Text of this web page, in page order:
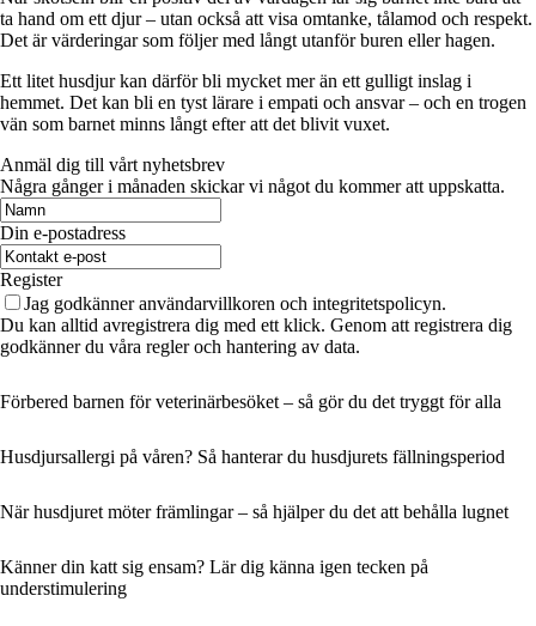
ta hand om ett djur – utan också att visa omtanke, tålamod och respekt.
Det är värderingar som följer med långt utanför buren eller hagen.
Ett litet husdjur kan därför bli mycket mer än ett gulligt inslag i
hemmet. Det kan bli en tyst lärare i empati och ansvar – och en trogen
vän som barnet minns långt efter att det blivit vuxet.
Anmäl dig till vårt nyhetsbrev
Några gånger i månaden skickar vi något du kommer att uppskatta.
Din e-postadress
Register
Jag godkänner användarvillkoren och integritetspolicyn.
Du kan alltid avregistrera dig med ett klick. Genom att registrera dig
godkänner du våra regler och hantering av data.
Förbered barnen för veterinärbesöket – så gör du det tryggt för alla
Husdjursallergi på våren? Så hanterar du husdjurets fällningsperiod
När husdjuret möter främlingar – så hjälper du det att behålla lugnet
Känner din katt sig ensam? Lär dig känna igen tecken på
understimulering